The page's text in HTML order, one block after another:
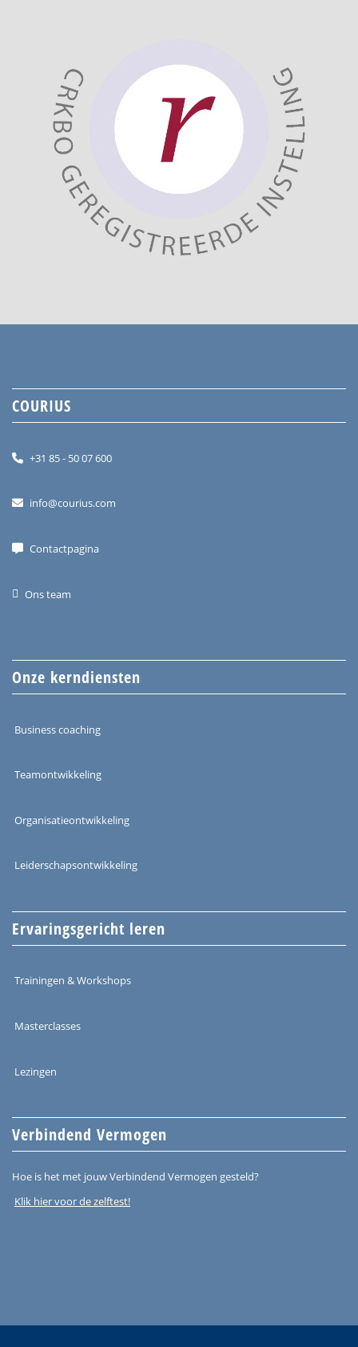
COURIUS
+31 85 - 50 07 600
info@courius.com
Contactpagina
Ons team
Onze kerndiensten
Business coaching
Teamontwikkeling
Organisatieontwikkeling
Leiderschapsontwikkeling
Ervaringsgericht leren
Trainingen & Workshops
Masterclasses
Lezingen
Verbindend Vermogen
Hoe is het met jouw Verbindend Vermogen gesteld?
Klik hier voor de zelftest!